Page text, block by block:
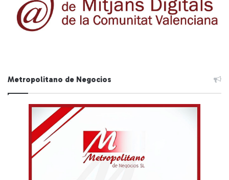
Metropolitano de Negocios